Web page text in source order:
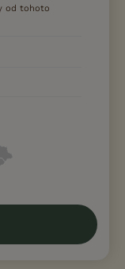
od tohoto